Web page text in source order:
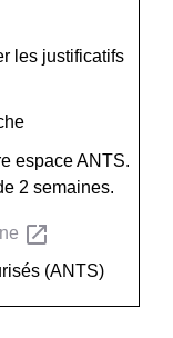
les justificatifs
espace ANTS.
2 semaines.
open_in_new
(ANTS)